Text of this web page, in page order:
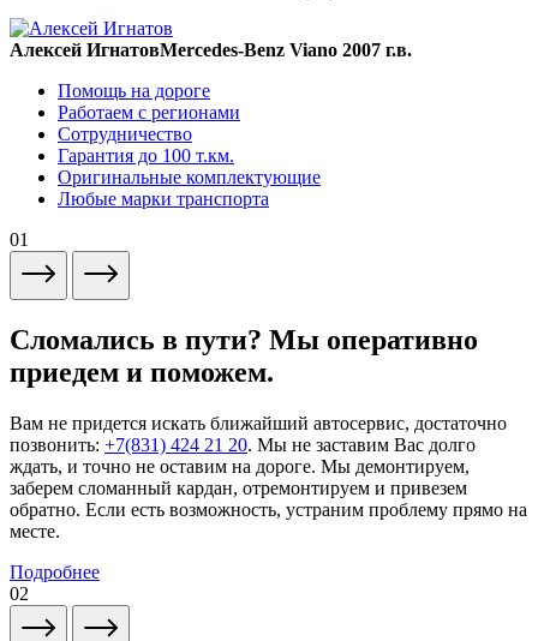
Алексей ИгнатовMercedes-Benz Viano 2007 г.в.
Помощь на дороге
Работаем с регионами
Сотрудничество
Гарантия до 100 т.км.
Оригинальные комплектующие
Любые марки транспорта
01
Сломались в пути? Мы оперативно
приедем и поможем.
Вам не придется искать ближайший автосервис, достаточно
позвонить: +7(831) 424 21 20. Мы не заставим Вас долго
ждать, и точно не оставим на дороге. Мы демонтируем,
заберем сломанный кардан, отремонтируем и привезем
обратно. Если есть возможность, устраним проблему прямо на
месте.
Подробнее
02